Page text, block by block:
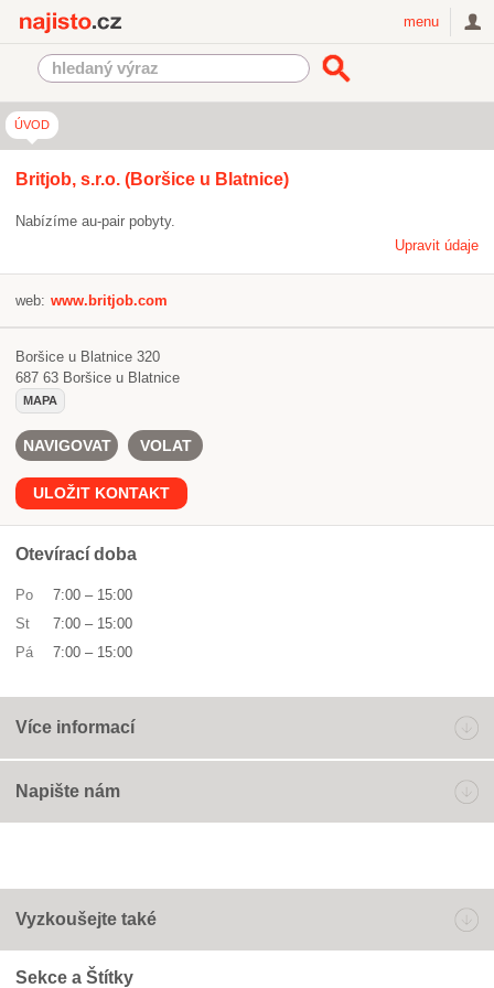
menu
ÚVOD
Britjob, s.r.o. (Boršice u Blatnice)
Nabízíme au-pair pobyty.
Upravit údaje
web: www.britjob.com
Boršice u Blatnice 320
687 63 Boršice u Blatnice
MAPA
NAVIGOVAT VOLAT
ULOŽIT KONTAKT
Otevírací doba
Po 7:00 – 15:00
St
7:00 – 15:00
Pá
7:00 – 15:00
Více informací
Napište nám
Vyzkoušejte také
Sekce a Štítky